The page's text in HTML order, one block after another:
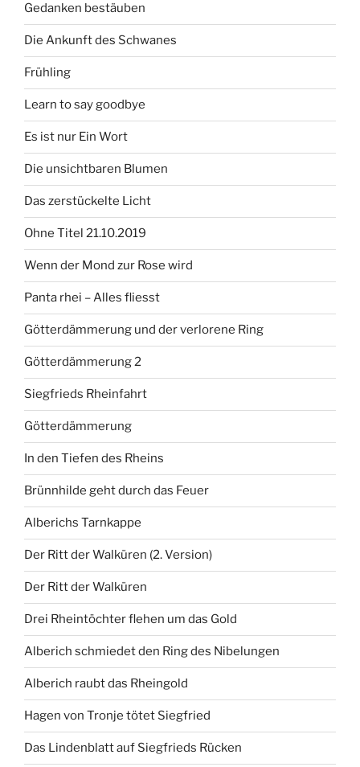
Gedanken bestäuben
Die Ankunft des Schwanes
Frühling
Learn to say goodbye
Es ist nur Ein Wort
Die unsichtbaren Blumen
Das zerstückelte Licht
Ohne Titel 21.10.2019
Wenn der Mond zur Rose wird
Panta rhei – Alles fliesst
Götterdämmerung und der verlorene Ring
Götterdämmerung 2
Siegfrieds Rheinfahrt
Götterdämmerung
In den Tiefen des Rheins
Brünnhilde geht durch das Feuer
Alberichs Tarnkappe
Der Ritt der Walküren (2. Version)
Der Ritt der Walküren
Drei Rheintöchter flehen um das Gold
Alberich schmiedet den Ring des Nibelungen
Alberich raubt das Rheingold
Hagen von Tronje tötet Siegfried
Das Lindenblatt auf Siegfrieds Rücken